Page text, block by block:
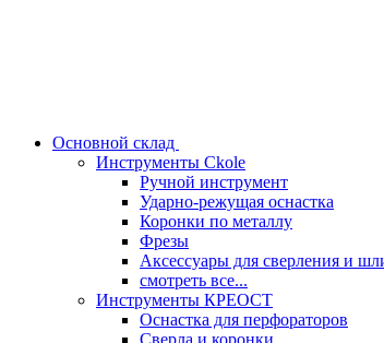
Основной склад
Инструменты Ckole
Ручной инструмент
Ударно‑режущая оснастка
Коронки по металлу
Фрезы
Аксессуары для сверления и
смотреть все...
Инструменты КРЕОСТ
Оснастка для перфораторов
Сверла и коронки